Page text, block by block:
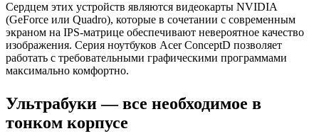
Сердцем этих устройств являются видеокарты NVIDIA
(GeForce или Quadro), которые в сочетании с современным
экраном на IPS-матрице обеспечивают невероятное качество
изображения. Серия ноутбуков Acer ConceptD позволяет
работать с требовательными графическими программами
максимально комфортно.
Ультрабуки — все необходимое в
тонком корпусе